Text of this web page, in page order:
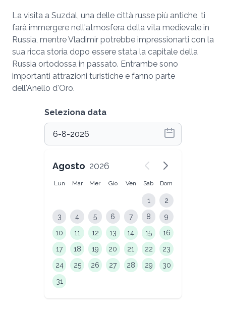
La visita a Suzdal, una delle città russe più antiche, ti
farà immergere nell'atmosfera della vita medievale in
Russia, mentre Vladimir potrebbe impressionarti con la
sua ricca storia dopo essere stata la capitale della
Russia ortodossa in passato. Entrambe sono
importanti attrazioni turistiche e fanno parte
dell'Anello d'Oro.
Seleziona data
Agosto 2026
Lun Mar Mer Gio Ven Sab Dom
1
2
3
4 5 6 7 8
9
10
11 12 13 14 15
16
17
18 19 20 21 22
23
24
25 26 27 28 29
30
31